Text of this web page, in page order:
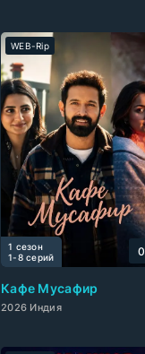
Кафе Мусафир
2026 Индия
WEB-Rip
1 сезон
1-8 cерий
0